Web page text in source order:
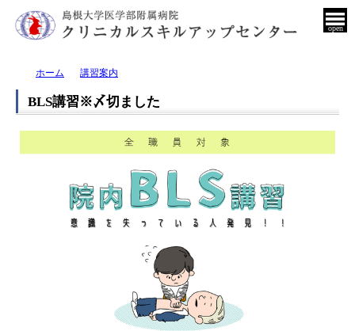
open
ホーム 講習案内
BLS講習※〆切ました